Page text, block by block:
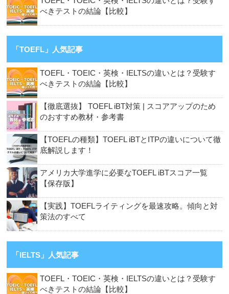
べきテストの結論【比較】
「TOEFL」人気記事
TOEFL・TOEIC・英検・IELTSの違いとは？受験す
べきテストの結論【比較】
【徹底選抜】 TOEFL iBT対策 | スコアアップのため
のおすすめ教材・参考書
【TOEFLの種類】TOEFL iBTとITPの違いについて徹
底解説します！
アメリカ大学進学に必要なTOEFL iBTスコア一覧
【保存版】
【実践】TOEFLライティングを最速攻略。傾向と対
策法のすべて
「IELTS」人気記事
TOEFL・TOEIC・英検・IELTSの違いとは？受験す
べきテストの結論【比較】